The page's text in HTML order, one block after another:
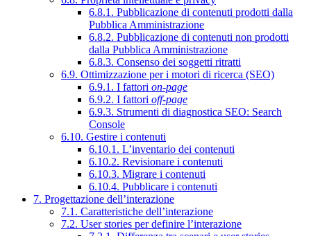
6.8.1. Pubblicazione di contenuti prodotti dalla
Pubblica Amministrazione
6.8.2. Pubblicazione di contenuti non prodotti
dalla Pubblica Amministrazione
6.8.3. Consenso dei soggetti ritratti
6.9. Ottimizzazione per i motori di ricerca (SEO)
6.9.1. I fattori on-page
6.9.2. I fattori off-page
6.9.3. Strumenti di diagnostica SEO: Search
Console
6.10. Gestire i contenuti
6.10.1. L’inventario dei contenuti
6.10.2. Revisionare i contenuti
6.10.3. Migrare i contenuti
6.10.4. Pubblicare i contenuti
7. Progettazione dell’interazione
7.1. Caratteristiche dell’interazione
7.2. User stories per definire l’interazione